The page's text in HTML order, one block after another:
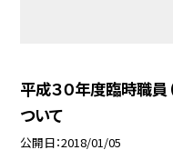
平成３０年度臨時職員
ついて
公開日 2018/01/05